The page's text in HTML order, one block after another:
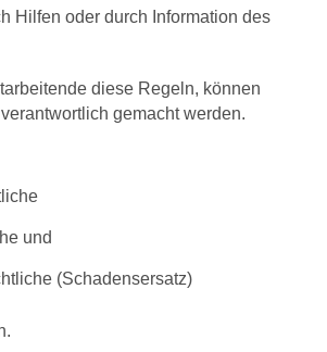
Hilfen oder durch Information des
diese Regeln, können
gemacht werden.
und
(Schadensersatz)